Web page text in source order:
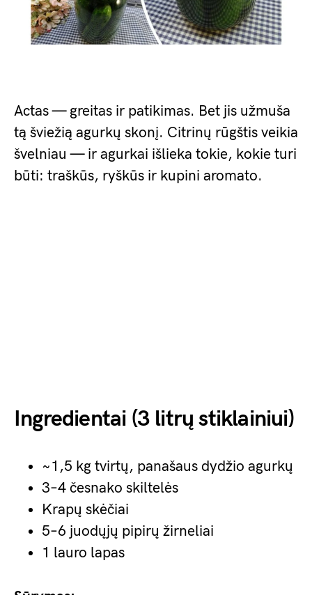
Actas — greitas ir patikimas. Bet jis užmuša
tą šviežią agurkų skonį. Citrinų rūgštis veikia
švelniau — ir agurkai išlieka tokie, kokie turi
būti: traškūs, ryškūs ir kupini aromato.
Ingredientai (3 litrų stiklainiui)
~1,5 kg tvirtų, panašaus dydžio agurkų
3–4 česnako skiltelės
Krapų skėčiai
5–6 juodųjų pipirų žirneliai
1 lauro lapas